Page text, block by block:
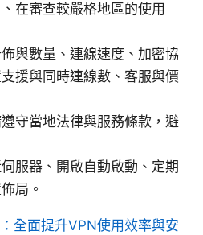
在審查較嚴格地區的使用
與數量、連線速度、加密協
援與同時連線數、客服與價
守當地法律與服務條款，避
服器、開啟自動啟動、定期
局。
全面提升VPN使用效率與安